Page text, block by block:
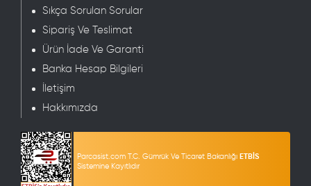
Sıkça Sorulan Sorular
Sipariş Ve Teslimat
Ürün İade Ve Garanti
Banka Hesap Bilgileri
İletişim
Hakkımızda
Parcasist.com T.C. Gümrük Ve Ticaret Bakanlığı ETBİS
Sistemine Kayıtlıdır